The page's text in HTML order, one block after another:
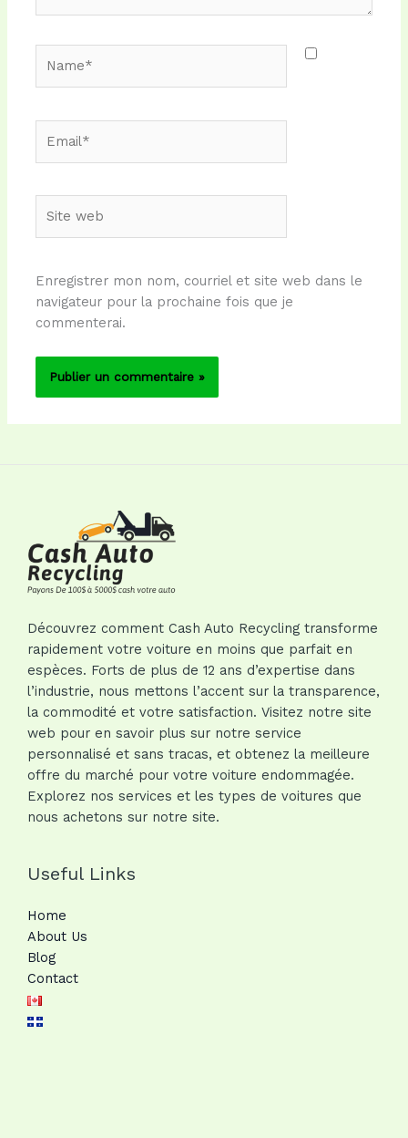
web
Enregistrer mon nom, courriel et site web dans le
navigateur pour la prochaine fois que je
commenterai.
Découvrez comment Cash Auto Recycling transforme
rapidement votre voiture en moins que parfait en
espèces. Forts de plus de 12 ans d’expertise dans
l’industrie, nous mettons l’accent sur la transparence,
la commodité et votre satisfaction. Visitez notre site
web pour en savoir plus sur notre service
personnalisé et sans tracas, et obtenez la meilleure
offre du marché pour votre voiture endommagée.
Explorez nos services et les types de voitures que
nous achetons sur notre site.
Useful Links
Home
About Us
Blog
Contact